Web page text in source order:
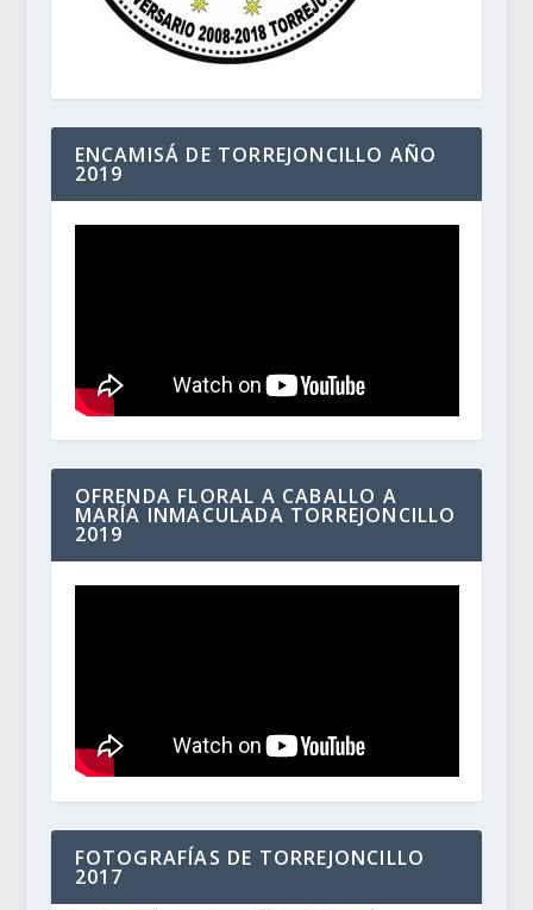
ENCAMISÁ DE TORREJONCILLO AÑO
2019
OFRENDA FLORAL A CABALLO A
MARÍA INMACULADA TORREJONCILLO
2019
FOTOGRAFÍAS DE TORREJONCILLO
2017